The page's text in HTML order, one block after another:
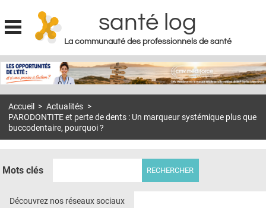
Jump to navigation
santé log
La communauté des professionnels de santé
MON COMPTE
S'ABONNER À LA REVUE SOIN À DOMICILE
E-REVUE SAD
Accueil > Actualités >
PARODONTITE et perte de dents : Un marqueur systémique plus que
buccodentaire, pourquoi ?
Mots clés
Découvrez nos réseaux sociaux